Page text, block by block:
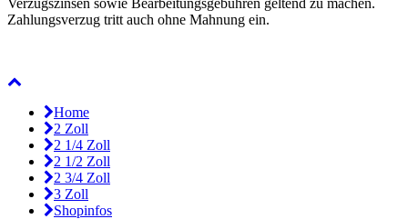
Zahlungsverzug tritt auch ohne Mahnung ein.
Home
2 Zoll
2 1/4 Zoll
2 1/2 Zoll
2 3/4 Zoll
3 Zoll
Shopinfos